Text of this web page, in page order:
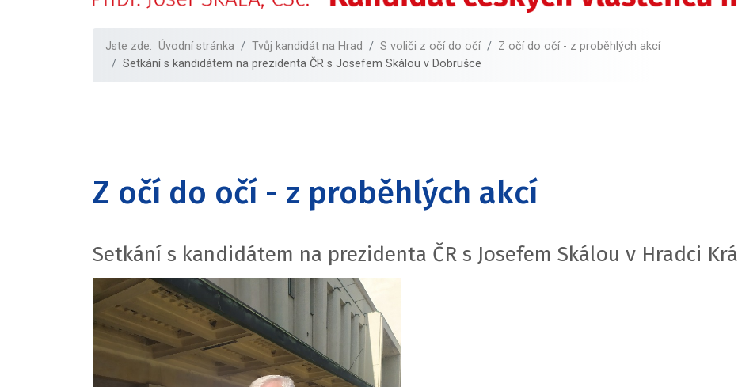
Jste zde: Úvodní stránka Tvůj kandidát na Hrad S voliči z očí do očí
Z očí do očí - z proběhlých akcí
Setkání s kandidátem na prezidenta ČR s Josefem Skálou v Dobrušce
Z očí do očí - z proběhlých akcí
Setkání s kandidátem na prezidenta ČR s Josefem Skálou v Hradci